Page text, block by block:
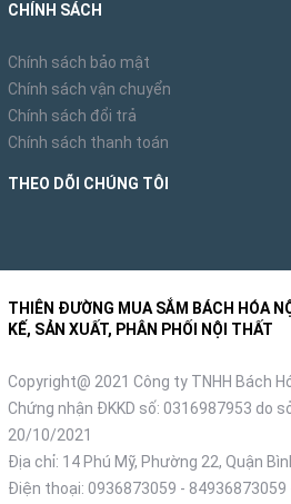
CHÍNH SÁCH
Chính sách bảo mật
Chính sách vận chuyển
Chính sách đổi trả
Chính sách thanh toán
THEO DÕI CHÚNG TÔI
THIÊN ĐƯỜNG MUA SẮM BÁCH HÓA
KẾ, SẢN XUẤT, PHÂN PHỐI NỘI THẤT
Copyright@ 2021 Công ty TNHH Bách
Chứng nhận ĐKKD số: 0316987953 do
20/10/2021
Địa chỉ: 14 Phú Mỹ, Phường 22, Quận
Điện thoại: 0936873059 - 84936873059